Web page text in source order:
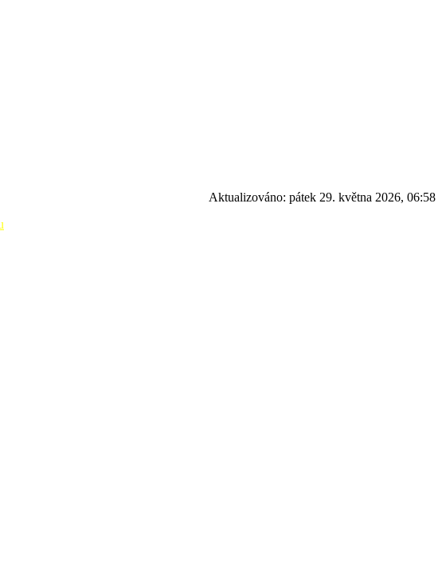
Aktualizováno: pátek 29. května 2026, 06:58